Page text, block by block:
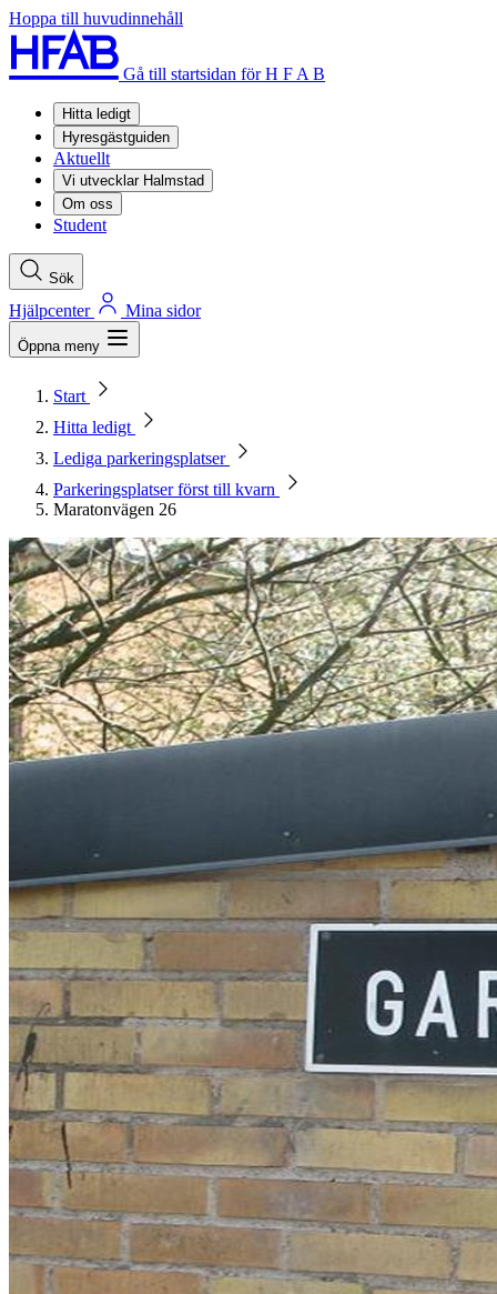
Hoppa till huvudinnehåll
Gå till startsidan för H F A B
Hitta ledigt
Hyresgästguiden
Aktuellt
Vi utvecklar Halmstad
Om oss
Student
Sök
Hjälpcenter Mina sidor
Öppna meny
Start
Hitta ledigt
Lediga parkeringsplatser
Parkeringsplatser först till kvarn
Maratonvägen 26